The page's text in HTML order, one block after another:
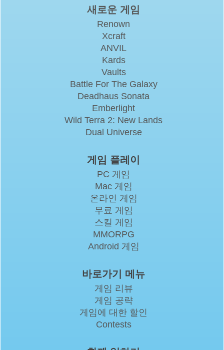
새로운 게임
Renown
Xcraft
ANVIL
Kards
Vaults
Battle For The Galaxy
Deadhaus Sonata
Emberlight
Wild Terra 2: New Lands
Dual Universe
게임 플레이
PC 게임
Mac 게임
온라인 게임
무료 게임
스킬 게임
MMORPG
Android 게임
바로가기 메뉴
게임 리뷰
게임 공략
게임에 대한 할인
Contests